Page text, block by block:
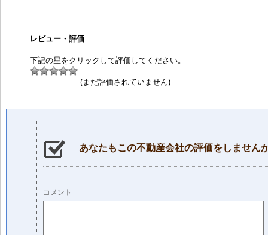
レビュー・評価
下記の星をクリックして評価してください。
(まだ評価されていません)
あなたもこの不動産会社の評価をしません
コメント